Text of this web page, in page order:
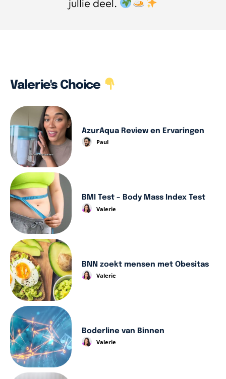
jullie deel.
Valerie's Choice
AzurAqua Review en Ervaringen
Paul
BMI Test – Body Mass Index Test
Valerie
BNN zoekt mensen met Obesitas
Valerie
Boderline van Binnen
Valerie